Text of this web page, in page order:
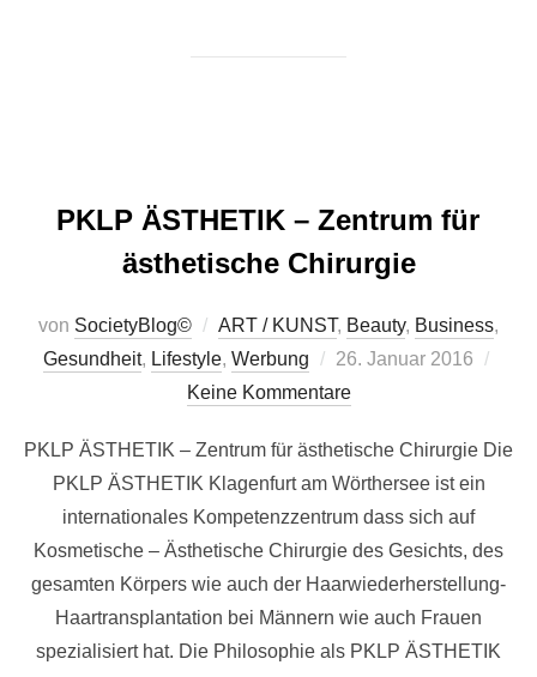
PKLP ÄSTHETIK – Zentrum für
ästhetische Chirurgie
von SocietyBlog© ART / KUNST, Beauty, Business,
Gesundheit, Lifestyle, Werbung
Veröffentlicht
am
26. Januar 2016
Keine Kommentare
PKLP ÄSTHETIK – Zentrum für ästhetische Chirurgie Die
PKLP ÄSTHETIK Klagenfurt am Wörthersee ist ein
internationales Kompetenzzentrum dass sich auf
Kosmetische – Ästhetische Chirurgie des Gesichts, des
gesamten Körpers wie auch der Haarwiederherstellung-
Haartransplantation bei Männern wie auch Frauen
spezialisiert hat. Die Philosophie als PKLP ÄSTHETIK